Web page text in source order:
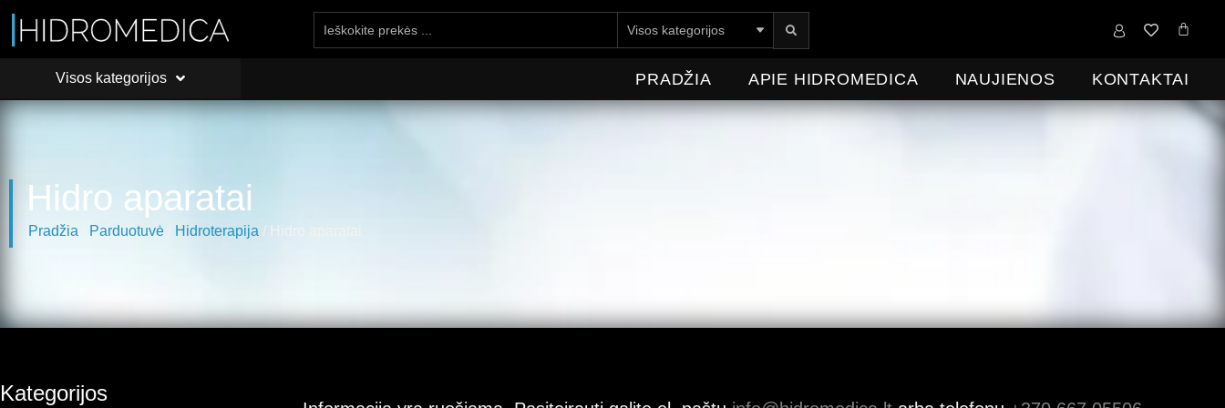
Visos kategorijos PRADŽIA APIE HIDROMEDICA KONTAKTAI 0,00
Visos kategorijos PRADŽIA APIE HIDROMEDICA NAUJIENOS KONTAKTAI
Hidro aparatai
Pradžia Parduotuvė Hidroterapija / Hidro aparatai
Kategorijos